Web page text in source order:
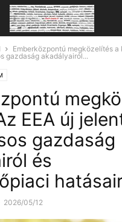
Emberközpontú megközelítés a
gazdaság akadályairól...
EEA új
gazdaság
és
2026/05/12